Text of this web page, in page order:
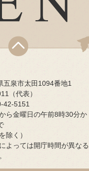
五泉市太田1094番地1
（代表）
42-5151
ら金曜日の午前8時30分か
除く）
よっては開庁時間が異なる